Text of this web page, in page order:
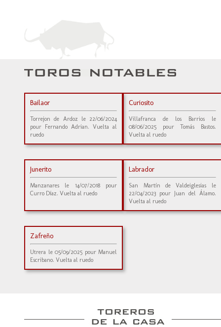
Bailaor
Torrejon de Ardoz le 22/06/2024
pour Fernando Adrian. Vuelta al
ruedo
Curiosito
Villafranca de los Barrios le
08/06/2025 pour Tomás Bastos.
Vuelta al ruedo
Junerito
Manzanares le 14/07/2018 pour
Curro Díaz. Vuelta al ruedo
Labrador
San Martín de Valdeiglesias le
22/04/2023 pour Juan del Álamo.
Vuelta al ruedo
Zafreño
Utrera le 05/09/2025 pour Manuel
Escribano. Vuelta al ruedo